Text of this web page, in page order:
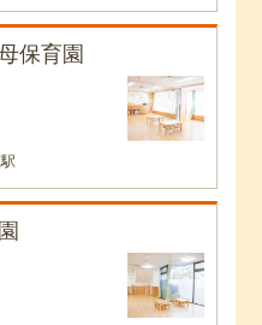
保育園